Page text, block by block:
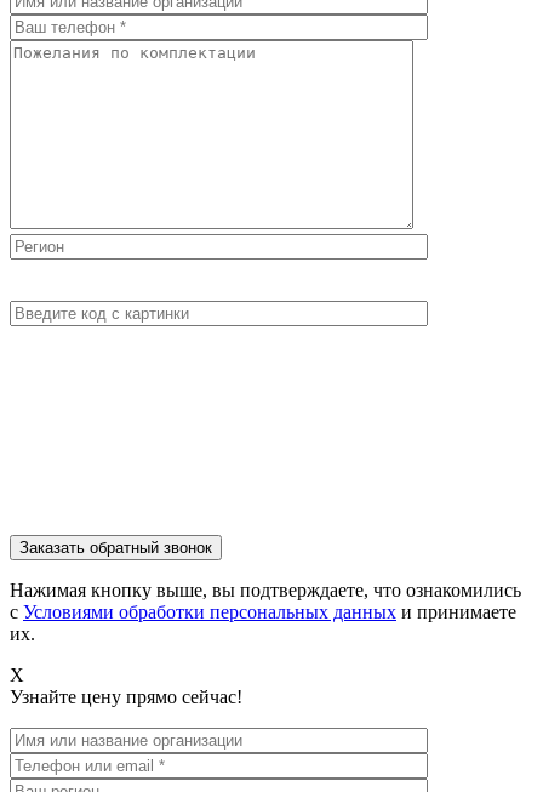
Нажимая кнопку выше, вы подтверждаете, что ознакомились
с Условиями обработки персональных данных и принимаете
их.
X
Узнайте цену прямо сейчас!